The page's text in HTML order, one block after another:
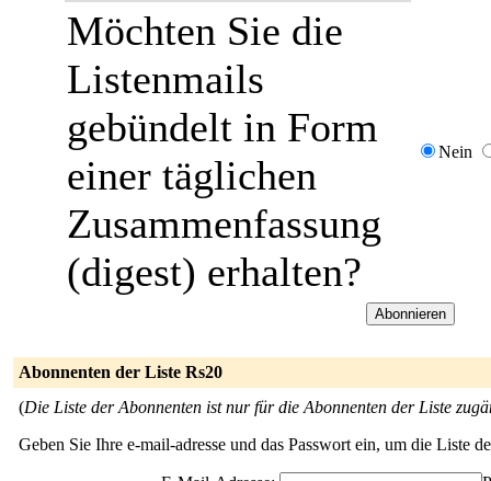
Möchten Sie die
Listenmails
gebündelt in Form
einer täglichen
Zusammenfassung
(digest) erhalten?
Nein
Abonnenten der Liste Rs20
(Die Liste der Abonnenten ist nur für die Abonnenten der Liste
Geben Sie Ihre e-mail-adresse und das Passwort ein, um die Liste